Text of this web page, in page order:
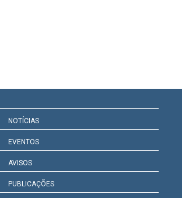
NOTÍCIAS
EVENTOS
AVISOS
PUBLICAÇÕES